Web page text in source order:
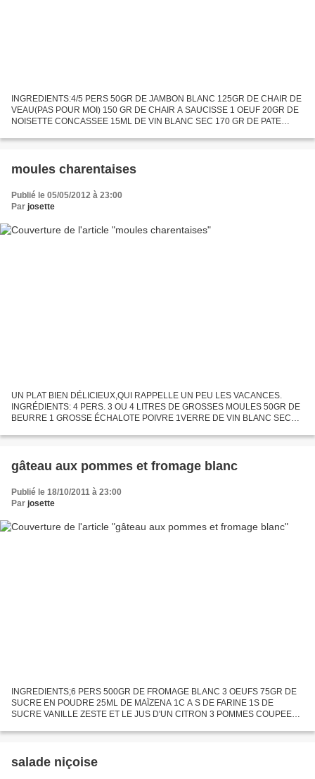
INGREDIENTS:4/5 PERS 50GR DE JAMBON BLANC 125GR DE CHAIR DE
VEAU(PAS POUR MOI) 150 GR DE CHAIR A SAUCISSE 1 OEUF 20GR DE
NOISETTE CONCASSEE 15ML DE VIN BLANC SEC 170 GR DE PATE
PREPARATION: préchauffer...
moules charentaises
Publié le 05/05/2012 à 23:00
Par josette
UN PLAT BIEN DÉLICIEUX,QUI RAPPELLE UN PEU LES VACANCES.
INGRÉDIENTS: 4 PERS. 3 OU 4 LITRES DE GROSSES MOULES 50GR DE
BEURRE 1 GROSSE ÉCHALOTE POIVRE 1VERRE DE VIN BLANC SEC
S DE CRÈME FRAICHE...
gâteau aux pommes et fromage blanc
Publié le 18/10/2011 à 23:00
Par josette
INGREDIENTS;6 PERS 500GR DE FROMAGE BLANC 3 OEUFS 75GR DE
SUCRE EN POUDRE 25ML DE MAÏZENA 1C A S DE FARINE 1S DE
SUCRE VANILLE ZESTE ET LE JUS D'UN CITRON 3 POMMES COUPEES
saladier,mélangez,au...
salade niçoise